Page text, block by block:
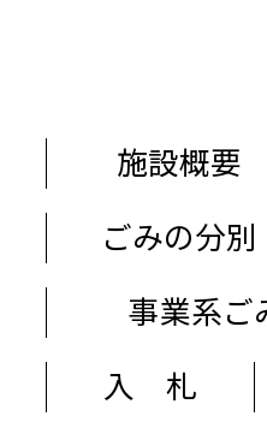
施設概要
ごみの分別
事業系ご
入 札